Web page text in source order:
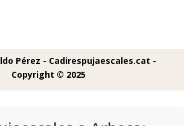
Pérez - Cadirespujaescales.cat -
Copyright © 2025